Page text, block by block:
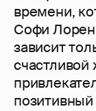
времени,
Софи Лорен
зависит
позитивный